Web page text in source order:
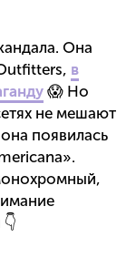
Она
в
😱 Но
не мешают
появилась